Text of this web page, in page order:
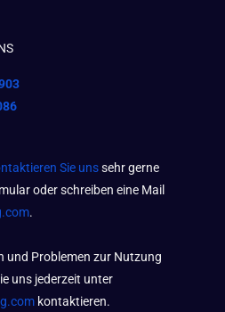
Sie unssehr gerne
oder schreiben eine Mail
.
und Problemen zur Nutzung
uns jederzeit unter
kontaktieren.